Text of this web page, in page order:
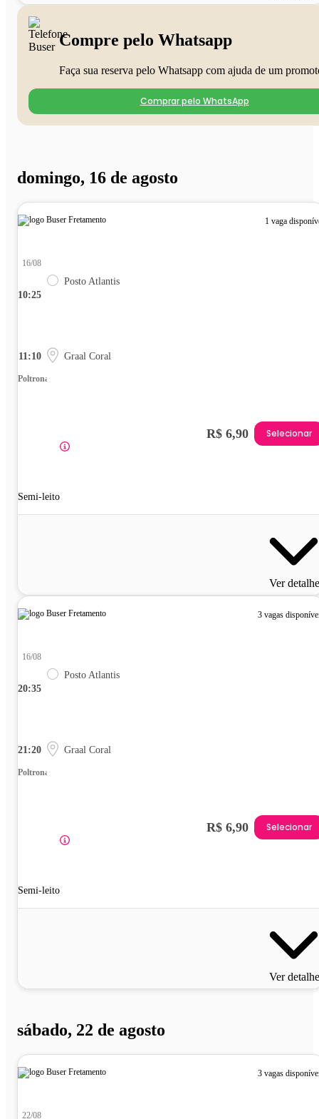
Compre pelo Whatsapp
Faça sua reserva pelo Whatsapp com ajuda de um
Comprar pelo WhatsApp
domingo, 16 de agosto
1 vaga
10:25
16/08
Posto Atlantis
11:10 Graal Coral
Poltrona
Semi-leito
R$ 6,90 Selecionar
Ver
3 vagas
20:35
16/08
Posto Atlantis
21:20 Graal Coral
Poltrona
Semi-leito
R$ 6,90 Selecionar
Ver
sábado, 22 de agosto
3 vagas
22/08